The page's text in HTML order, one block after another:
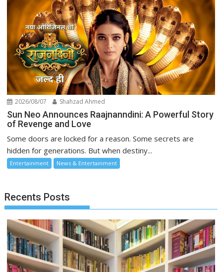
2026/08/07 Shahzad Ahmed
Sun Neo Announces Raajnanndini: A Powerful Story
of Revenge and Love
Some doors are locked for a reason. Some secrets are
hidden for generations. But when destiny...
Entertainment News & Entertainment
Recents Posts